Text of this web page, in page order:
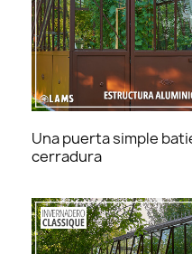
Una puerta simple
cerradura